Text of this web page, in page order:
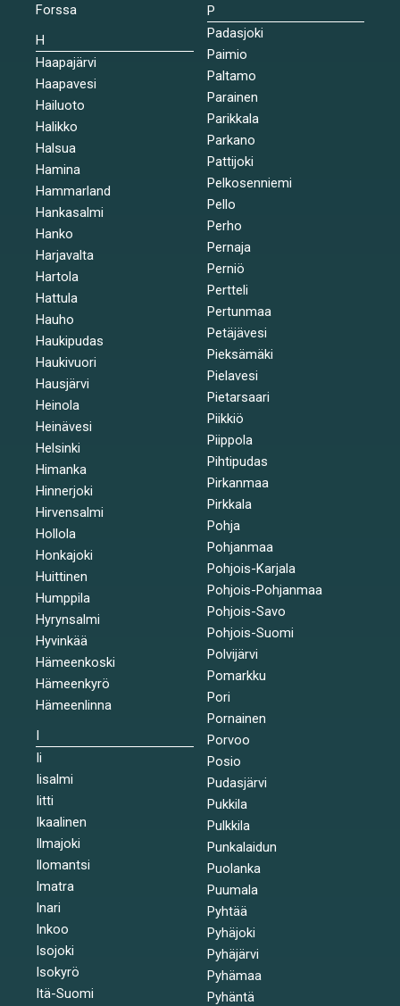
Forssa
H
Haapajärvi
Haapavesi
Hailuoto
Halikko
Halsua
Hamina
Hammarland
Hankasalmi
Hanko
Harjavalta
Hartola
Hattula
Hauho
Haukipudas
Haukivuori
Hausjärvi
Heinola
Heinävesi
Helsinki
Himanka
Hinnerjoki
Hirvensalmi
Hollola
Honkajoki
Huittinen
Humppila
Hyrynsalmi
Hyvinkää
Hämeenkoski
Hämeenkyrö
Hämeenlinna
I
Ii
Iisalmi
Iitti
Ikaalinen
Ilmajoki
Ilomantsi
Imatra
Inari
Inkoo
Isojoki
Isokyrö
Itä-Suomi
P
Padasjoki
Paimio
Paltamo
Parainen
Parikkala
Parkano
Pattijoki
Pelkosenniemi
Pello
Perho
Pernaja
Perniö
Pertteli
Pertunmaa
Petäjävesi
Pieksämäki
Pielavesi
Pietarsaari
Piikkiö
Piippola
Pihtipudas
Pirkanmaa
Pirkkala
Pohja
Pohjanmaa
Pohjois-Karjala
Pohjois-Pohjanmaa
Pohjois-Savo
Pohjois-Suomi
Polvijärvi
Pomarkku
Pori
Pornainen
Porvoo
Posio
Pudasjärvi
Pukkila
Pulkkila
Punkalaidun
Puolanka
Puumala
Pyhtää
Pyhäjoki
Pyhäjärvi
Pyhämaa
Pyhäntä